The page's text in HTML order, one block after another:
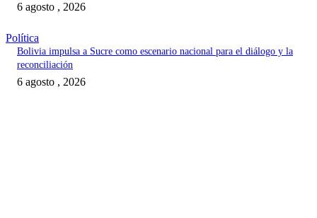
6 agosto , 2026
Política
Bolivia impulsa a Sucre como escenario nacional para el diálogo y la
reconciliación
6 agosto , 2026